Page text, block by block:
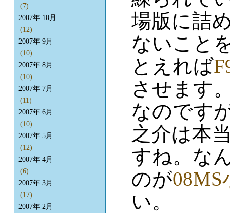
場版に詰
ないこと
とえれば
させます
なのです
之介は本
すね。な
のが08MS
い。
(7)
2007年 10月
(12)
2007年 9月
(10)
2007年 8月
(10)
2007年 7月
(11)
2007年 6月
(10)
2007年 5月
(12)
2007年 4月
(6)
2007年 3月
(17)
2007年 2月